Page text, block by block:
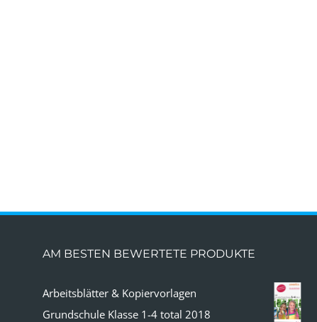
AM BESTEN BEWERTETE PRODUKTE
Arbeitsblätter & Kopiervorlagen
Grundschule Klasse 1-4 total 2018